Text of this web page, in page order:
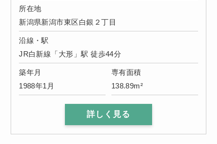
所在地
新潟県新潟市東区白銀２丁目
沿線・駅
JR白新線「大形」駅 徒歩44分
築年月
1988年1月
専有面積
138.89m²
詳しく見る